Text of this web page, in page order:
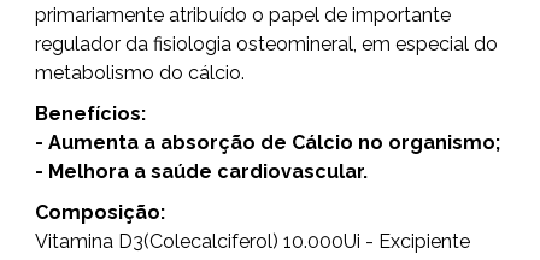
primariamente atribuído o papel de importante
regulador da fisiologia osteomineral, em especial do
metabolismo do cálcio.
Benefícios:
- Aumenta a absorção de Cálcio no organismo;
- Melhora a saúde cardiovascular.
Composição:
Vitamina D3(Colecalciferol) 10.000Ui - Excipiente